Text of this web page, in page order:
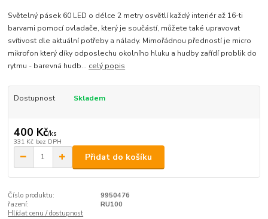
Světelný pásek 60 LED o délce 2 metry osvětlí každý interiér až 16-ti
barvami pomocí ovladače, který je součástí, můžete také upravovat
svítivost dle aktuální potřeby a nálady. Mimořádnou předností je micro
mikrofon který díky odposlechu okolního hluku a hudby zařídí problik do
rytmu - barevná hudb... celý popis
Dostupnost Skladem
400 Kč/ks
331 Kč bez DPH
Přidat do košíku
Číslo produktu:
9950476
řazení:
RU100
Hlídat cenu / dostupnost